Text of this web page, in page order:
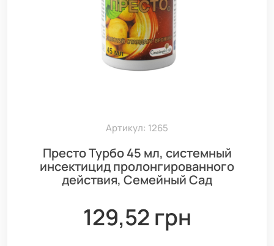
Артикул: 1265
Престо Турбо 45 мл, системный
инсектицид пролонгированного
действия, Семейный Сад
129,52 грн